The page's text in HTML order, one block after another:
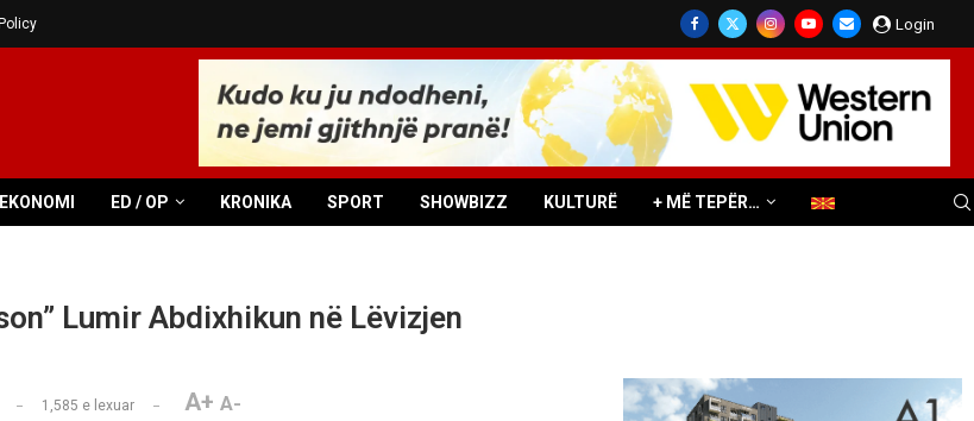
Login
EKONOMI ED / OP KRONIKA SPORT SHOWBIZZ KULTURË + MË TEPËR…
Lumir Abdixhikun në Lëvizjen
1,585 e lexuar A+ A-